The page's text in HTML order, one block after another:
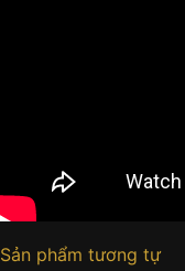
Sản phẩm tương tự